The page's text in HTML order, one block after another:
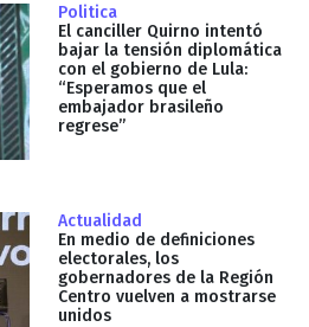
Politica
El canciller Quirno intentó
bajar la tensión diplomática
con el gobierno de Lula:
“Esperamos que el
embajador brasileño
regrese”
Actualidad
En medio de definiciones
electorales, los
gobernadores de la Región
Centro vuelven a mostrarse
unidos